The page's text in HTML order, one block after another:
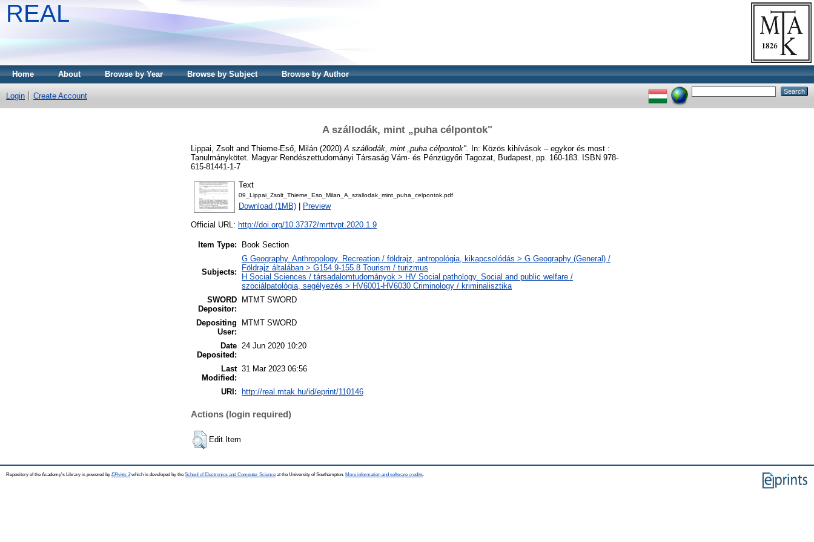
REAL
Home About Browse by Year Browse by Subject Browse by Author
Login Create Account
A szállodák, mint „puha célpontok"
Lippai, Zsolt and Thieme-Eső, Milán (2020) A szállodák, mint „puha célpontok". In: Közös kihívások – egykor és most :
Tanulmánykötet. Magyar Rendészettudományi Társaság Vám- és Pénzügyőri Tagozat, Budapest, pp. 160-183. ISBN 978-
615-81441-1-7
Text
09_Lippai_Zsolt_Thieme_Eso_Milan_A_szallodak_mint_puha_celpontok.pdf
Download (1MB) Preview
Official URL: http://doi.org/10.37372/mrttvpt.2020.1.9
Item Type: Book Section
Subjects:
G Geography. Anthropology. Recreation / földrajz, antropológia, kikapcsolódás > G Geography (General) /
Földrajz általában > G154.9-155.8 Tourism / turizmus
H Social Sciences / társadalomtudományok > HV Social pathology. Social and public welfare /
szociálpatológia, segélyezés > HV6001-HV6030 Criminology / kriminalisztika
SWORD
Depositor:
MTMT SWORD
Depositing
User:
MTMT SWORD
Date
Deposited:
24 Jun 2020 10:20
Last
Modified:
31 Mar 2023 06:56
URI: http://real.mtak.hu/id/eprint/110146
Actions (login required)
Edit Item
Repository of the Academy's Library is powered by EPrints 3which is developed by the School of Electronics and Computer Science at the University of Southampton. More information and software credits